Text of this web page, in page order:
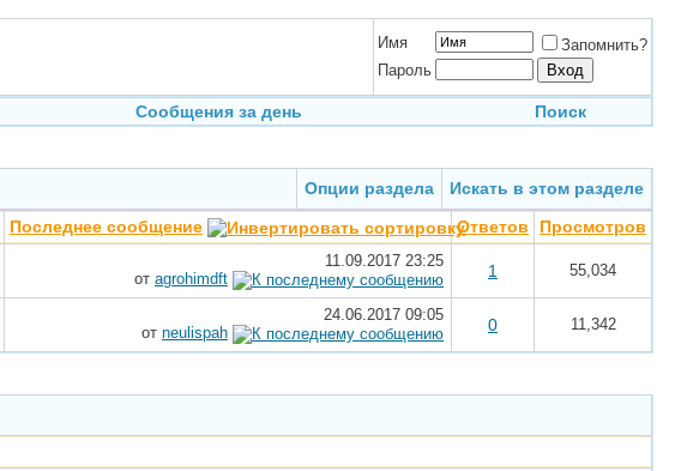
Имя
Запомнить?
Пароль
Сообщения за день Поиск
Опции раздела
Искать в этом разделе
Последнее сообщение Ответов
Просмотров
11.09.2017 23:25
от agrohimdft 1 55,034
24.06.2017 09:05
от neulispah 0 11,342